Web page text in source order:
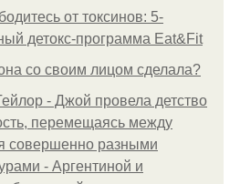
от токсинов: 5-
детокс-программа Eat&Fit
со своим лицом сделала?
- Джой провела детство
перемещаясь между
совершенно разными
- Аргентиной и